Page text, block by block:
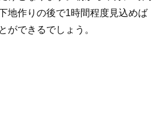
地作りの後で1時間程度見込めば
ができるでしょう。